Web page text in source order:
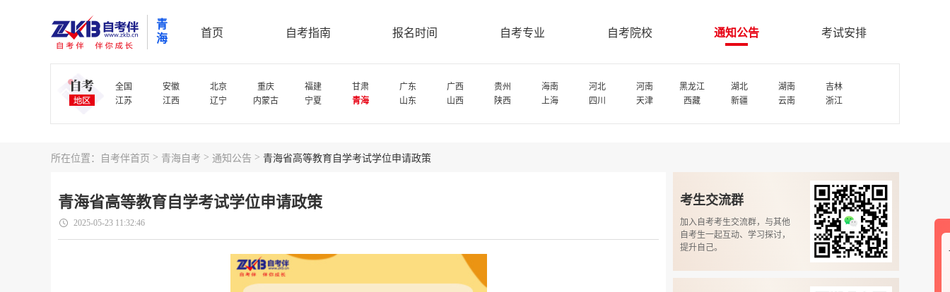
青
海
首页 自考指南 报名时间 自考专业 自考院校 通知公告 考试安排
全国 安徽 北京 重庆 福建 甘肃 广东 广西 贵州 海南 河北 河南 黑龙江 湖北 湖南
吉林
江苏
江西 辽宁 内蒙古 宁夏 青海 山东 山西 陕西 上海 四川 天津 西藏 新疆 云南 浙江
所在位置： 自考伴首页 > 青海自考 > 通知公告 > 青海省高等教育自学考试学位申请政策
青海省高等教育自学考试学位申请政策
2025-05-23 11:32:46
考生交流群
加入自考考生交流群，与其他
自考生一起互动、学习探讨，
提升自己。